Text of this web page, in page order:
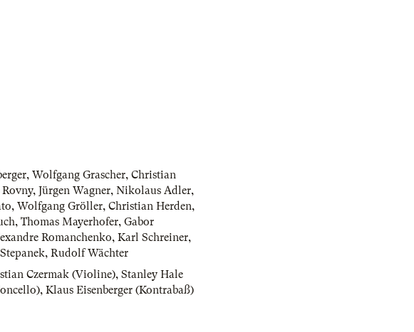
, Wolfgang Grascher, Christian
, Jürgen Wagner, Nikolaus Adler,
, Wolfgang Gröller, Christian Herden,
, Thomas Mayerhofer, Gabor
Romanchenko, Karl Schreiner,
, Rudolf Wächter
Czermak (Violine), Stanley Hale
, Klaus Eisenberger (Kontrabaß)